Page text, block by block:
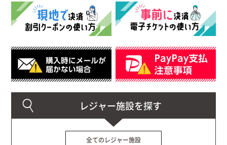
全てのレジャー施設